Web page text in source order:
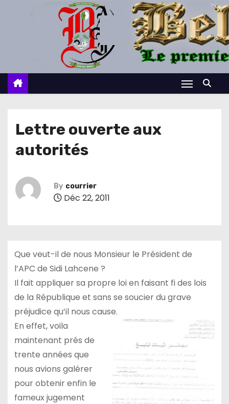
c
Lettre ouverte aux
autorités
By courrier
Déc 22, 2011
Que veut-il de nous Monsieur le Président de
l’APC de Sidi Lahcene ?
Il fait appliquer sa propre loi en faisant fi des lois
de la République et sans se soucier du grave
préjudice qu’il nous cause.
En effet, voila
maintenant prés de
trente années que
nous avions galérer
pour obtenir enfin le
fameux jugement